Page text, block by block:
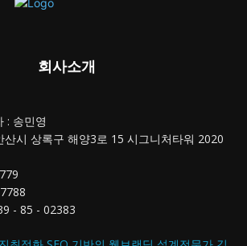
회사소개
: 송민영
산시 상록구 해양3로 15 시그니처타워 2020
- 85 - 02383